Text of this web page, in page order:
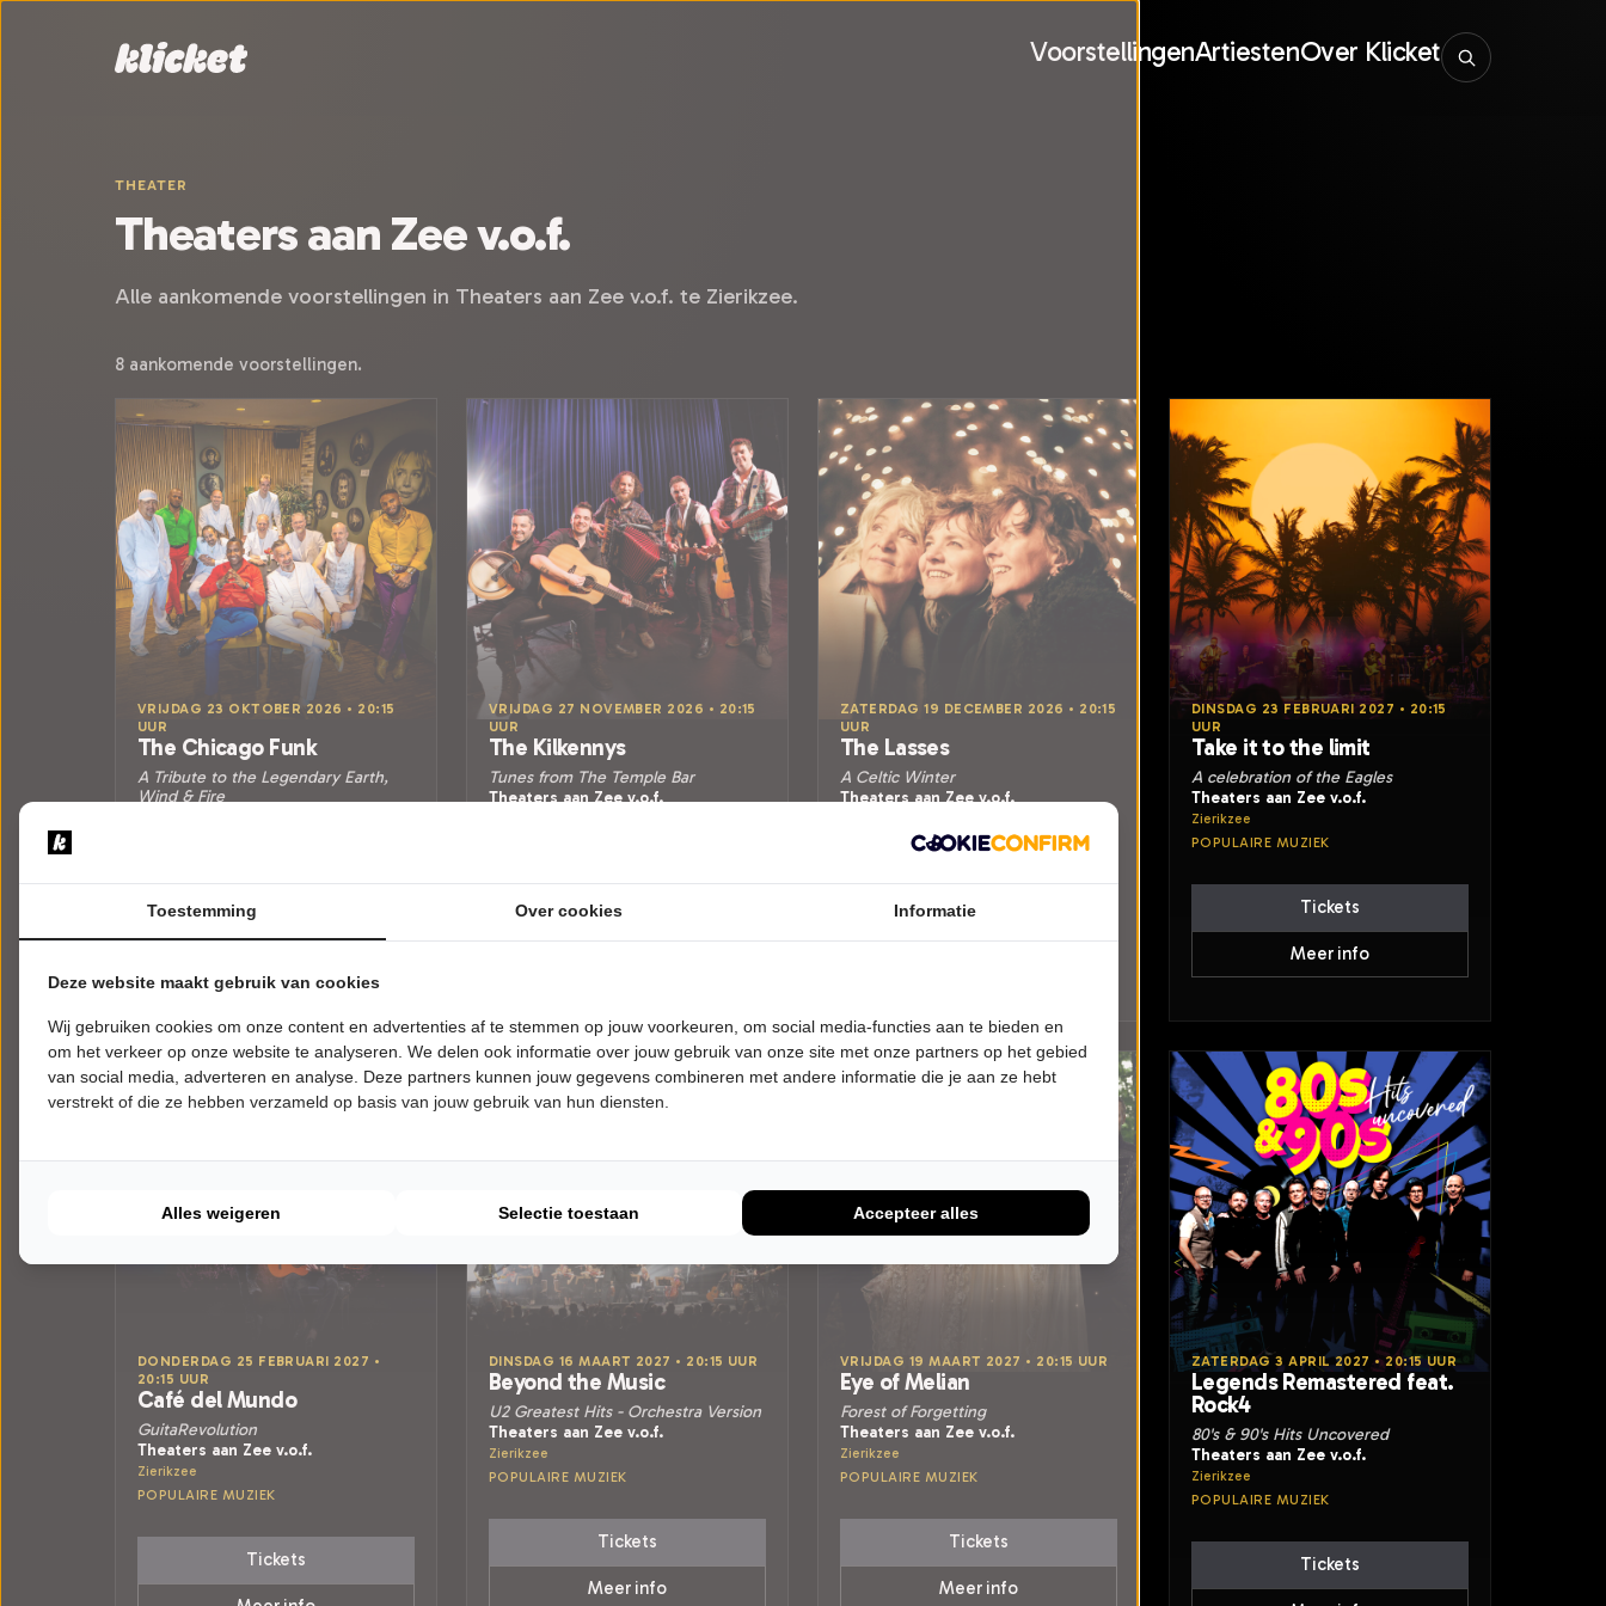
VoorstellingenArtiestenOver Klicket
THEATER
Theaters aan Zee v.o.f.
Alle aankomende voorstellingen in Theaters aan Zee v.o.f. te Zierikzee.
8 aankomende voorstellingen.
VRIJDAG 23 OKTOBER 2026 • 20:15
UUR
The Chicago Funk
A Tribute to the Legendary Earth,
Wind & Fire
Tickets
Meer info
VRIJDAG 27 NOVEMBER 2026 • 20:15
UUR
The Kilkennys
Tunes from The Temple Bar
Theaters aan Zee v.o.f.
Tickets
ZATERDAG 19 DECEMBER 2026 • 20:15
UUR
The Lasses
A Celtic Winter
Theaters aan Zee v.o.f.
WERELDMUZIEK
Tickets
DINSDAG 23 FEBRUARI 2027 • 20:15
UUR
Take it to the limit
A celebration of the Eagles
Theaters aan Zee v.o.f.
Zierikzee
POPULAIRE MUZIEK
Tickets
Meer info
DONDERDAG 25 FEBRUARI 2027 •
20:15 UUR
Café del Mundo
GuitaRevolution
Theaters aan Zee v.o.f.
Zierikzee
POPULAIRE MUZIEK
Tickets
DINSDAG 16 MAART 2027 • 20:15 UUR
Beyond the Music
U2 Greatest Hits - Orchestra Version
Theaters aan Zee v.o.f.
Zierikzee
POPULAIRE MUZIEK
Tickets
Meer info
VRIJDAG 19 MAART 2027 • 20:15 UUR
Eye of Melian
Forest of Forgetting
Theaters aan Zee v.o.f.
Zierikzee
POPULAIRE MUZIEK
Tickets
Meer info
ZATERDAG 3 APRIL 2027 • 20:15 UUR
Legends Remastered feat.
Rock4
80's & 90's Hits Uncovered
Theaters aan Zee v.o.f.
Zierikzee
POPULAIRE MUZIEK
Tickets
Toestemming Over cookies Informatie
Deze website maakt gebruik van cookies
Wij gebruiken cookies om onze content en advertenties af te stemmen op jouw voorkeuren, om social media-functies aan te bieden en
om het verkeer op onze website te analyseren. We delen ook informatie over jouw gebruik van onze site met onze partners op het gebied
van social media, adverteren en analyse. Deze partners kunnen jouw gegevens combineren met andere informatie die je aan ze hebt
verstrekt of die ze hebben verzameld op basis van jouw gebruik van hun diensten.
Alles weigeren Selectie toestaan Accepteer alles